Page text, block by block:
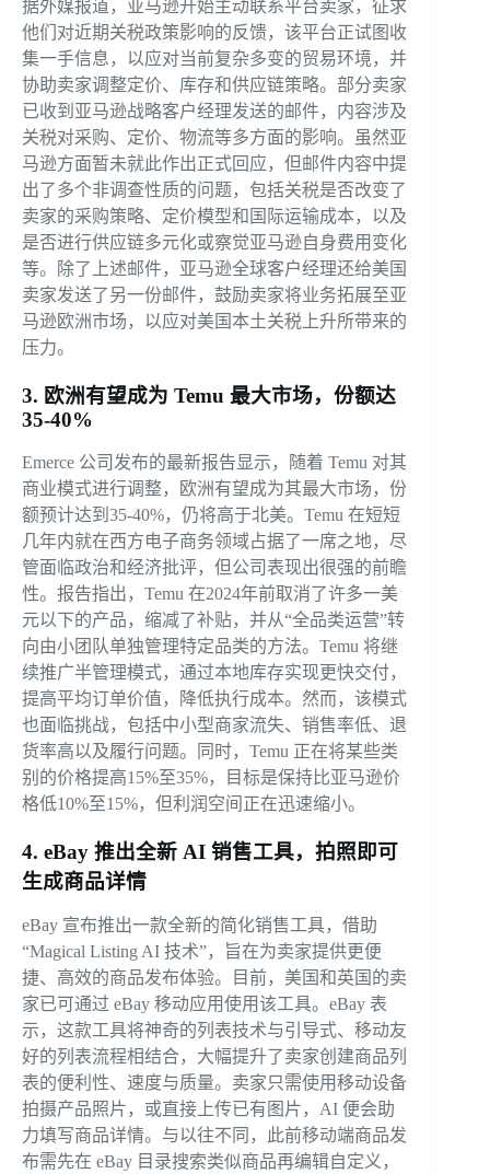
据外媒报道，亚马逊开始主动联系平台卖家，征求
他们对近期关税政策影响的反馈，该平台正试图收
集一手信息，以应对当前复杂多变的贸易环境，并
协助卖家调整定价、库存和供应链策略。部分卖家
已收到亚马逊战略客户经理发送的邮件，内容涉及
关税对采购、定价、物流等多方面的影响。虽然亚
马逊方面暂未就此作出正式回应，但邮件内容中提
出了多个非调查性质的问题，包括关税是否改变了
卖家的采购策略、定价模型和国际运输成本，以及
是否进行供应链多元化或察觉亚马逊自身费用变化
等。除了上述邮件，亚马逊全球客户经理还给美国
卖家发送了另一份邮件，鼓励卖家将业务拓展至亚
马逊欧洲市场，以应对美国本土关税上升所带来的
压力。
3. 欧洲有望成为 Temu 最大市场，份额达
35-40%
Emerce 公司发布的最新报告显示，随着 Temu 对其
商业模式进行调整，欧洲有望成为其最大市场，份
额预计达到35-40%，仍将高于北美。Temu 在短短
几年内就在西方电子商务领域占据了一席之地，尽
管面临政治和经济批评，但公司表现出很强的前瞻
性。报告指出，Temu 在2024年前取消了许多一美
元以下的产品，缩减了补贴，并从“全品类运营”转
向由小团队单独管理特定品类的方法。Temu 将继
续推广半管理模式，通过本地库存实现更快交付，
提高平均订单价值，降低执行成本。然而，该模式
也面临挑战，包括中小型商家流失、销售率低、退
货率高以及履行问题。同时，Temu 正在将某些类
别的价格提高15%至35%，目标是保持比亚马逊价
格低10%至15%，但利润空间正在迅速缩小。
4. eBay 推出全新 AI 销售工具，拍照即可
生成商品详情
eBay 宣布推出一款全新的简化销售工具，借助
“Magical Listing AI 技术”，旨在为卖家提供更便
捷、高效的商品发布体验。目前，美国和英国的卖
家已可通过 eBay 移动应用使用该工具。eBay 表
示，这款工具将神奇的列表技术与引导式、移动友
好的列表流程相结合，大幅提升了卖家创建商品列
表的便利性、速度与质量。卖家只需使用移动设备
拍摄产品照片，或直接上传已有图片，AI 便会助
力填写商品详情。与以往不同，此前移动端商品发
布需先在 eBay 目录搜索类似商品再编辑自定义，